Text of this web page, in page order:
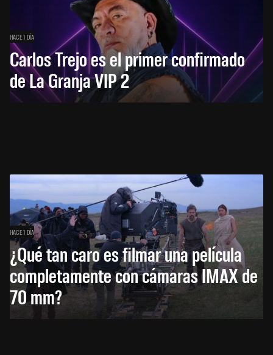
HACE 1 DÍA
Carlos Trejo es el primer confirmado
de La Granja VIP 2
HACE 1 DÍA
¿Qué tan caro es filmar una película
completamente con cámaras IMAX de
70 mm?